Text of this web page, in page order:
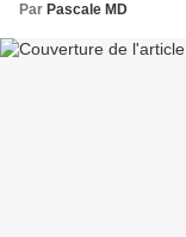
Par Pascale MD